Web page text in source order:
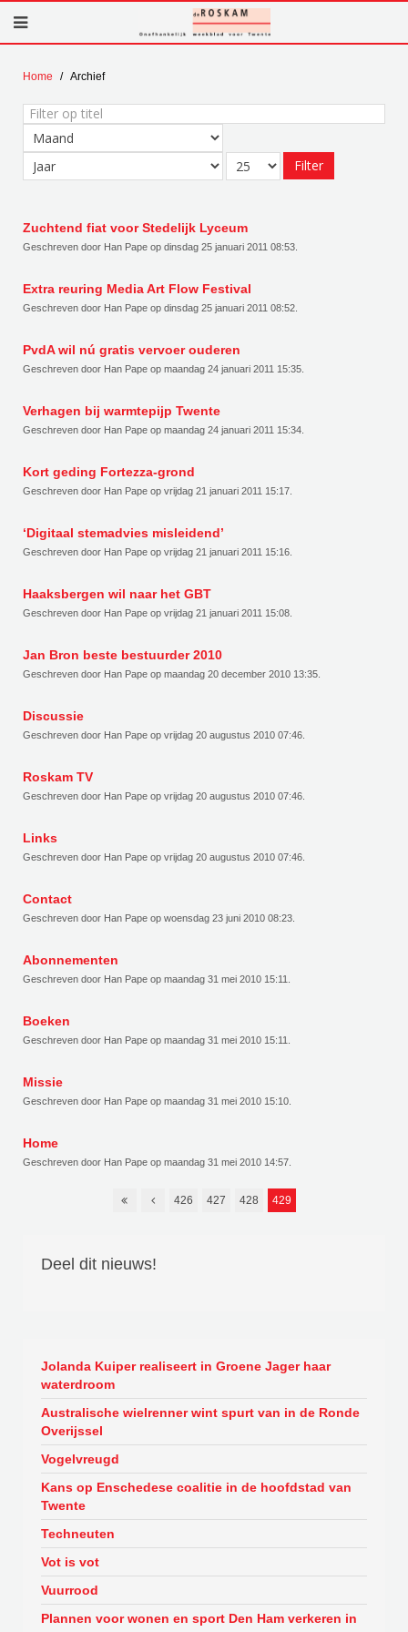
Home Archief
Filter
op
titel
Filter
Zuchtend fiat voor Stedelijk Lyceum
Geschreven door Han Pape op dinsdag 25 januari 2011 08:53
Extra reuring Media Art Flow Festival
Geschreven door Han Pape op dinsdag 25 januari 2011 08:52
PvdA wil nú gratis vervoer ouderen
Geschreven door Han Pape op maandag 24 januari 2011 15:35
Verhagen bij warmtepijp Twente
Geschreven door Han Pape op maandag 24 januari 2011 15:34
Kort geding Fortezza-grond
Geschreven door Han Pape op vrijdag 21 januari 2011 15:17
‘Digitaal stemadvies misleidend’
Geschreven door Han Pape op vrijdag 21 januari 2011 15:16
Haaksbergen wil naar het GBT
Geschreven door Han Pape op vrijdag 21 januari 2011 15:08
Jan Bron beste bestuurder 2010
Geschreven door Han Pape op maandag 20 december 2010 13:35
Discussie
Geschreven door Han Pape op vrijdag 20 augustus 2010 07:46
Roskam TV
Geschreven door Han Pape op vrijdag 20 augustus 2010 07:46
Links
Geschreven door Han Pape op vrijdag 20 augustus 2010 07:46
Contact
Geschreven door Han Pape op woensdag 23 juni 2010 08:23
Abonnementen
Geschreven door Han Pape op maandag 31 mei 2010 15:11
Boeken
Geschreven door Han Pape op maandag 31 mei 2010 15:11
Missie
Geschreven door Han Pape op maandag 31 mei 2010 15:10
Home
Geschreven door Han Pape op maandag 31 mei 2010 14:57
426 427 428 429
Deel dit nieuws!
Jolanda Kuiper realiseert in Groene Jager haar
waterdroom
Australische wielrenner wint spurt van in de Ronde
Overijssel
Vogelvreugd
Kans op Enschedese coalitie in de hoofdstad van
Twente
Techneuten
Vot is vot
Vuurrood
Plannen voor wonen en sport Den Ham verkeren in